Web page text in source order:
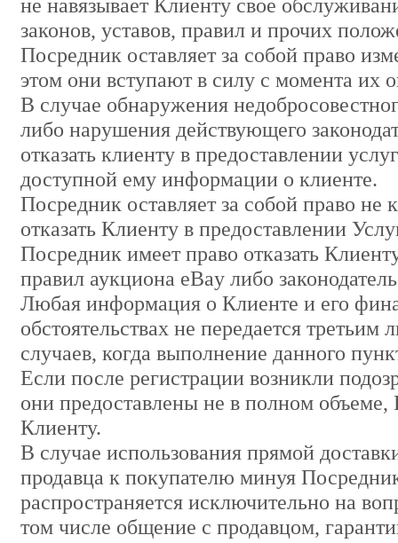
не навязывает Клиенту свое
законов, уставов, правил и прочих
Посредник оставляет за собой право
этом они вступают в силу с момента их
В случае обнаружения
либо нарушения действующего
отказать клиенту в предоставлении
доступной ему информации о клиенте.
Посредник оставляет за собой право
отказать Клиенту в предоставлении
Посредник имеет право отказать
правил аукциона eBay либо
Любая информация о Клиенте и его
обстоятельствах не передается
случаев, когда выполнение данного
Если после регистрации возникли
они предоставлены не в полном
Клиенту.
В случае использования прямой
продавца к покупателю минуя
распространяется исключительно на
том числе общение с продавцом,